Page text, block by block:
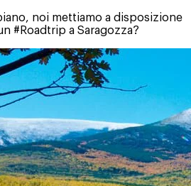
noi mettiamo a disposizione
#Roadtrip a Saragozza?